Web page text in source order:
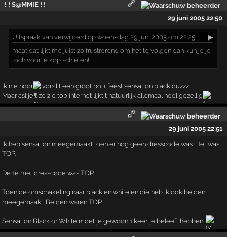
! ! S@MMIE ! !
29 juni 2005 22:50
Uitspraak van verwijderd op woensdag 29 juni 2005 om 22:25:
▶
maat dat lijkt me juist zo frustrerend om het te volgen dan kun je je
toch voor je kop schieten!
Ik nie hoor
vond t een groot boutfeest sensation black duzzz...
Maar asl je t zo zie top internet lijkt t natuurlijk allemaal heel gezellig
29 juni 2005 22:51
Ik heb sensation meegemaakt toen er nog geen dresscode was. Het was
TOP.
De 1e met dresscode was TOP
Toen de omschakeling naar black en white en die heb ik ook beiden
meegemaakt. Beiden waren TOP.
Sensation Black or White moet je gewoon 1 keertje beleeft hebben.